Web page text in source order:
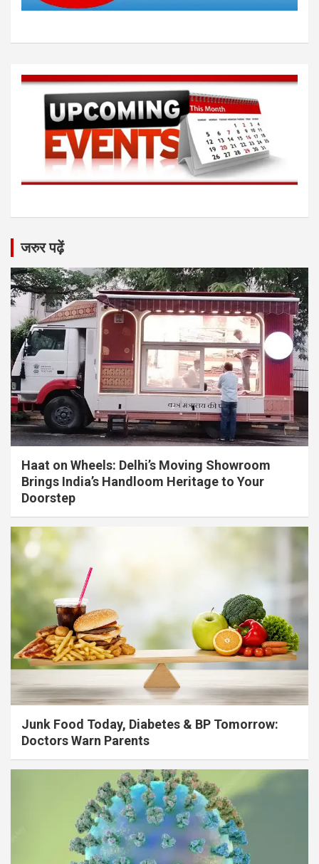
जरुर पढ़ें
Haat on Wheels: Delhi’s Moving Showroom
Brings India’s Handloom Heritage to Your
Doorstep
Junk Food Today, Diabetes & BP Tomorrow:
Doctors Warn Parents